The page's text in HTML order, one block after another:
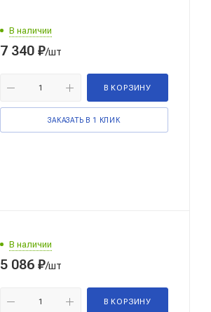
В наличии
7 340 ₽/шт
В КОРЗИНУ
ЗАКАЗАТЬ В 1 КЛИК
В наличии
5 086 ₽/шт
В КОРЗИНУ